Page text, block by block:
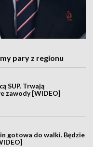
pary z regionu
SUP. Trwają
zawody [WIDEO]
gotowa do walki. Będzie